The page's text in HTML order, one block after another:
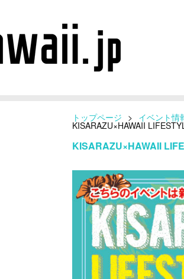
トップページ > イベント情
KISARAZU×HAWAII
KISARAZU×HAWAII